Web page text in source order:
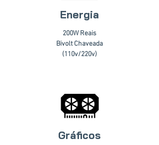
Energia
200W Reais
Bivolt Chaveada
(110v/220v)
Gráficos